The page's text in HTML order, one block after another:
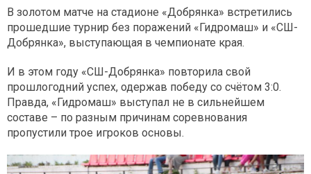
В золотом матче на стадионе «Добрянка» встретились
прошедшие турнир без поражений «Гидромаш» и «СШ-
Добрянка», выступающая в чемпионате края.
И в этом году «СШ-Добрянка» повторила свой
прошлогодний успех, одержав победу со счётом 3:0.
Правда, «Гидромаш» выступал не в сильнейшем
составе – по разным причинам соревнования
пропустили трое игроков основы.